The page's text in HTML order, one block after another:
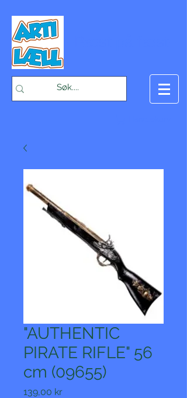
"AUTHENTIC
PIRATE RIFLE" 56
cm (09655)
139,00 krPris